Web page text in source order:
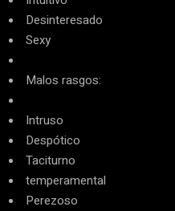
Desinteresado
Sexy
Malos rasgos:
Intruso
Despótico
Taciturno
temperamental
Perezoso